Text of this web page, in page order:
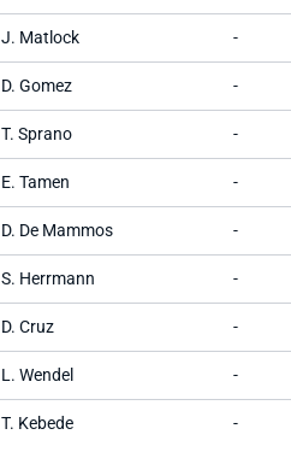
J. Matlock -
D. Gomez -
T. Sprano -
E. Tamen -
D. De Mammos -
S. Herrmann -
D. Cruz -
L. Wendel -
T. Kebede -